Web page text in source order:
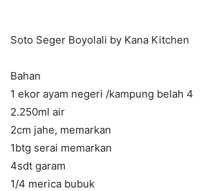
Soto Seger Boyolali by Kana Kitchen
Bahan
1 ekor ayam negeri /kampung belah 4
2.250ml air
2cm jahe, memarkan
1btg serai memarkan
4sdt garam
1/4 merica bubuk